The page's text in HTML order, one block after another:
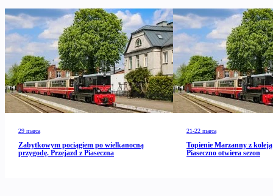
29 marca
Zabytkowym pociągiem po wielkanocną
przygodę. Przejazd z Piaseczna
21-22 marca
Topienie Marzanny z
Piaseczno otwiera sezon